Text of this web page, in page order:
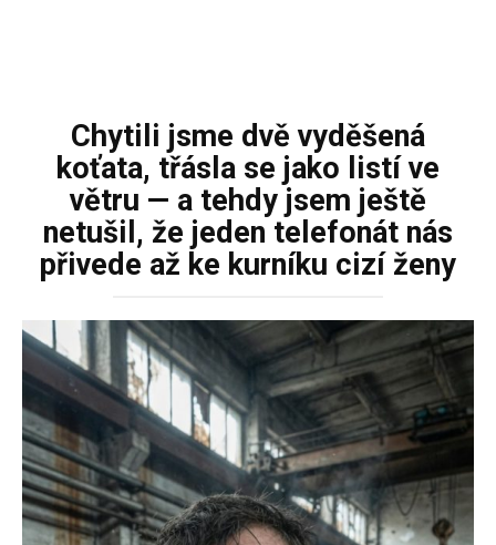
Chytili jsme dvě vyděšená
koťata, třásla se jako listí ve
větru — a tehdy jsem ještě
netušil, že jeden telefonát nás
přivede až ke kurníku cizí ženy